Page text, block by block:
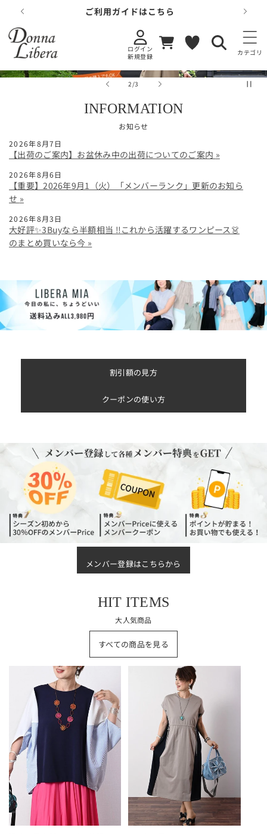
コンテンツに
進む ご利用ガイドはこちら
カテゴリ
ログイン
新規登録
ト
気
に
2/の
3
INFORMATION
お知らせ
2026年8月7日
【出荷のご案内】お盆休み中の出荷についてのご案内
2026年8月6日
【重要】2026年9月1（火）「メンバーランク」更新のお知ら
せ
2026年8月3日
大好評✨3Buyなら半額相当 ‼️これから活躍するワンピース👗
のまとめ買いなら今
割引額の見方
クーポンの使い方
メンバー登録はこちらから
HIT ITEMS
大人気商品
すべての商品を見る